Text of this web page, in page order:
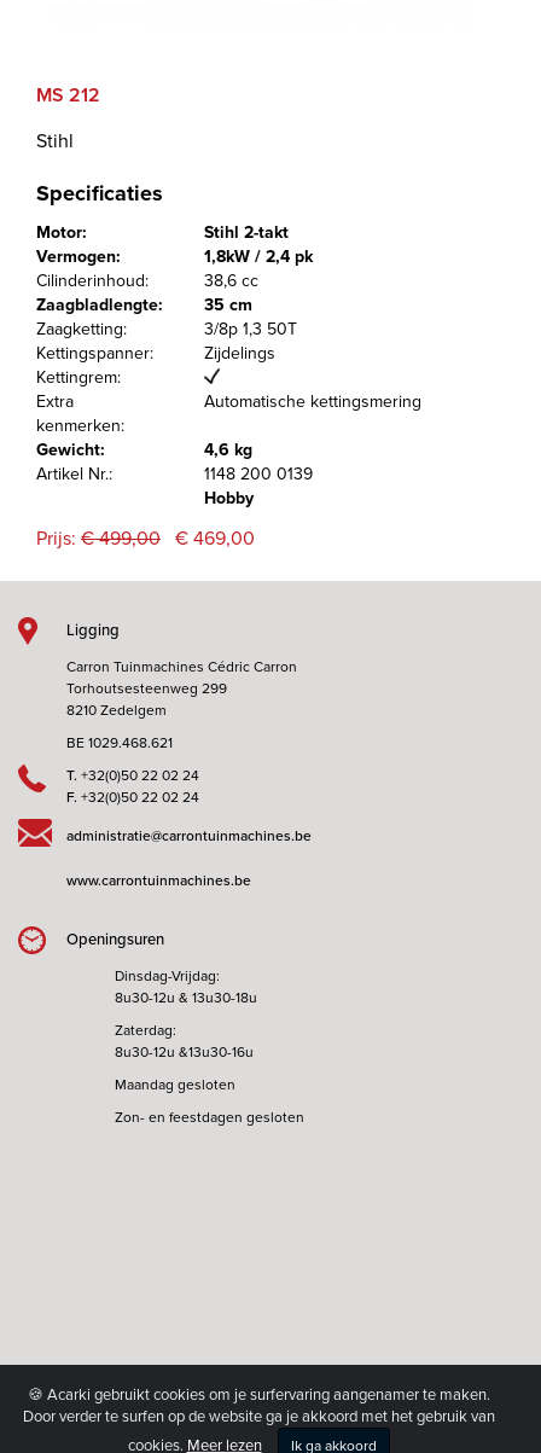
MS 212
Stihl
Specificaties
Motor:
Stihl 2-takt
Vermogen:
1,8kW / 2,4 pk
Cilinderinhoud:
38,6 cc
Zaagbladlengte:
35 cm
Zaagketting:
3/8p 1,3 50T
Kettingspanner:
Zijdelings
Kettingrem:
Extra
kenmerken:
Automatische kettingsmering
Gewicht:
4,6 kg
Artikel Nr.:
1148 200 0139
Hobby
Prijs: € 499,00 € 469,00
Ligging
Carron Tuinmachines Cédric Carron
Torhoutsesteenweg 299
8210 Zedelgem
BE 1029.468.621
T. +32(0)50 22 02 24
F. +32(0)50 22 02 24
administratie@carrontuinmachines.be
www.carrontuinmachines.be
Openingsuren
Dinsdag-Vrijdag:
8u30-12u & 13u30-18u
Zaterdag:
8u30-12u &13u30-16u
Maandag gesloten
Zon- en feestdagen gesloten
🍪 Acarki gebruikt cookies om je surfervaring aangenamer te maken.
Door verder te surfen op de website ga je akkoord met het gebruik van
cookies. Meer lezen Ik ga akkoord